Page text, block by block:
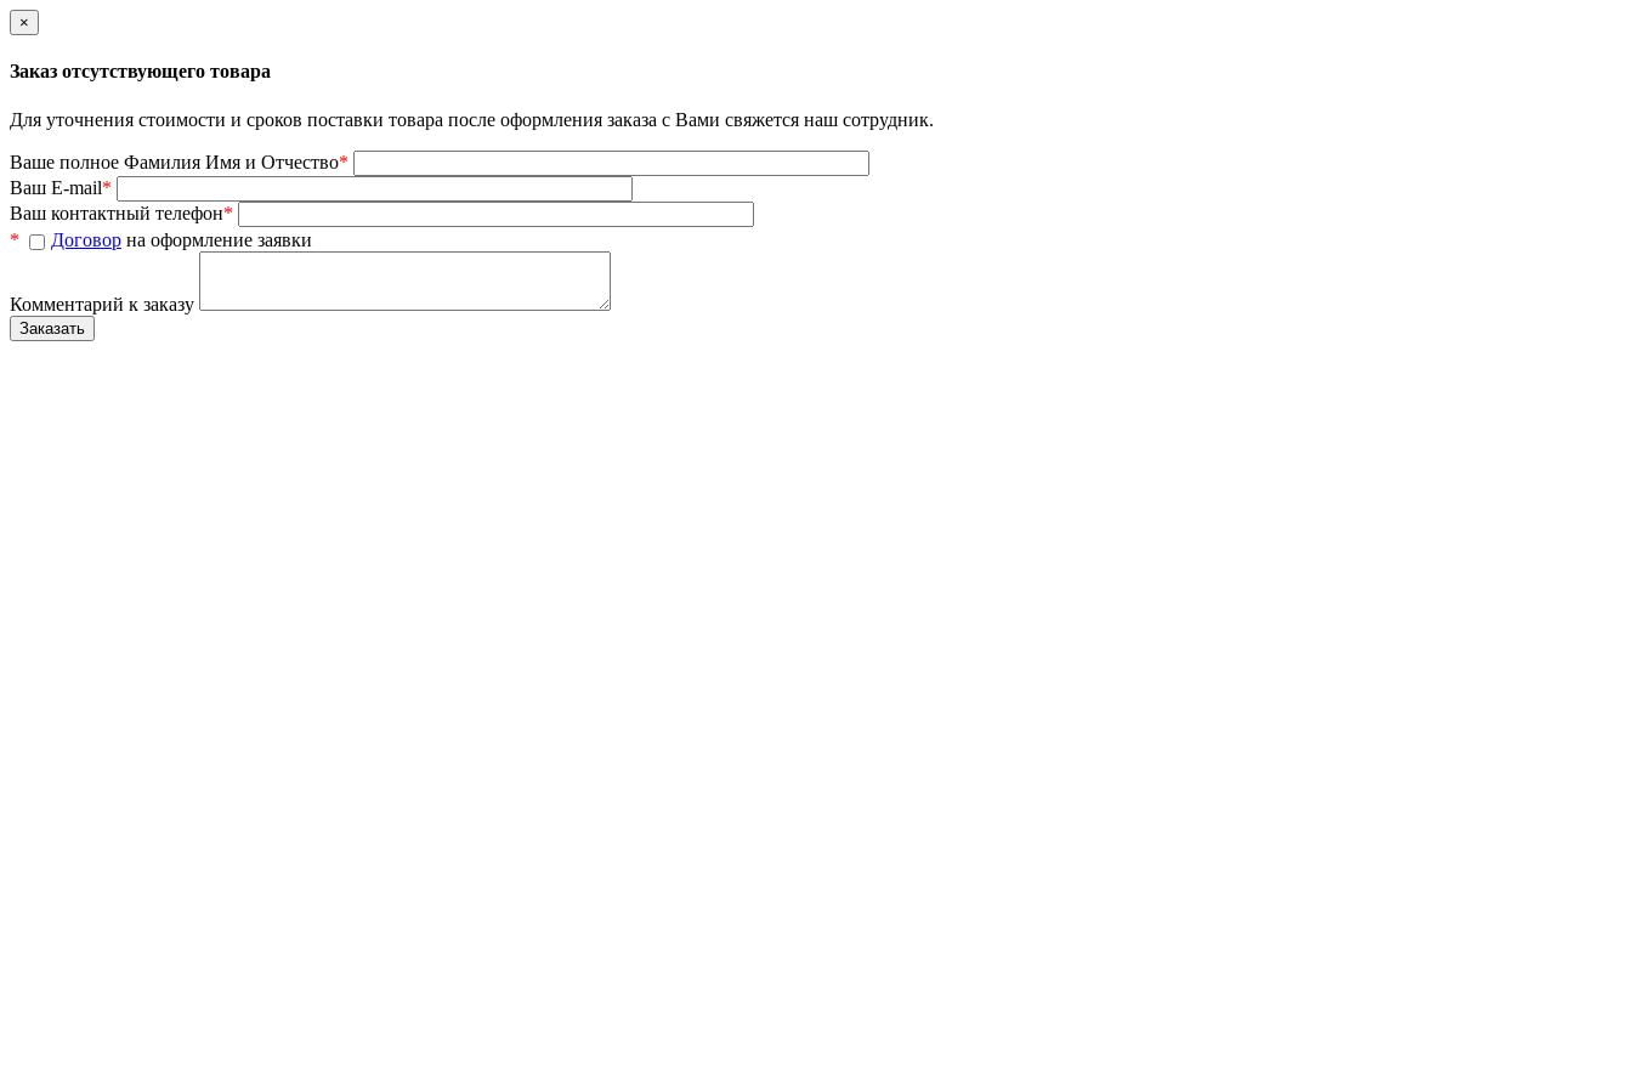
×
Заказ отсутствующего товара
Для уточнения стоимости и сроков поставки товара после оформления заказа с Вами свяжется наш сотрудник.
Ваше полное Фамилия Имя и Отчество*
Ваш E-mail*
Ваш контактный телефон*
*
Договор на оформление заявки
Комментарий к заказу